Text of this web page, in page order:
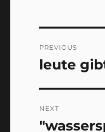
navigation
PREVIOUS
Previous
leute
NEXT
Next